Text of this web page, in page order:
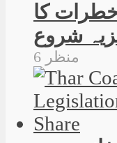
کا
شروع
6 منظر